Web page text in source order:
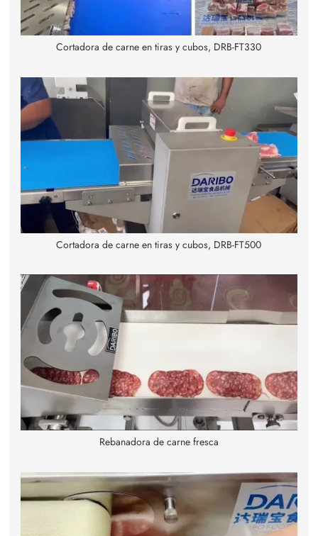
Cortadora de carne en tiras y cubos, DRB-FT330
Cortadora de carne en tiras y cubos, DRB-FT500
Rebanadora de carne fresca